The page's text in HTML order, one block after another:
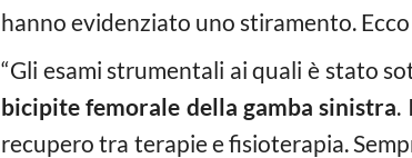
hanno evidenziato uno stiramento.
“Gli esami strumentali ai quali è stato
bicipite femorale della gamba sinistra.
recupero tra terapie e fisioterapia.